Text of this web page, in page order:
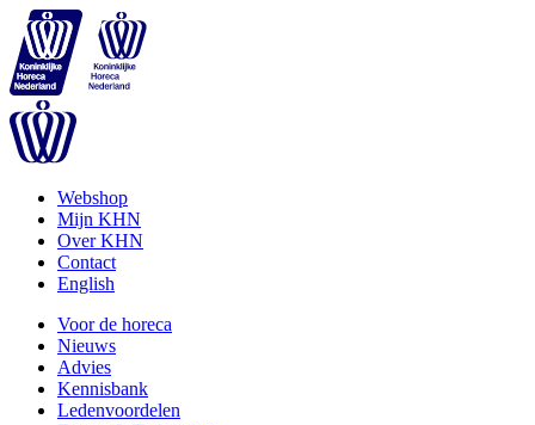
Webshop
Mijn KHN
Over KHN
Contact
English
Voor de horeca
Nieuws
Advies
Kennisbank
Ledenvoordelen